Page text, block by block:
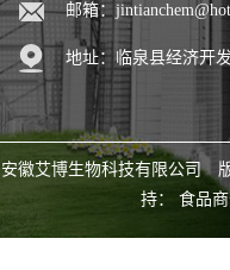
邮箱：
地址：临泉县经济开
安徽艾博生物科技有限公司
持： 食品